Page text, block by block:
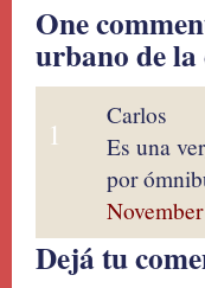
One
urbano de
1
Carlos
Es una
por
Dejá tu